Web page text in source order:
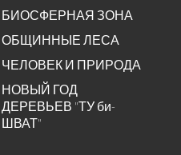
БИОСФЕРНАЯ ЗОНА
ОБЩИННЫЕ ЛЕСА
ЧЕЛОВЕК И ПРИРОДА
НОВЫЙ ГОД
ДЕРЕВЬЕВ "ТУ би-
ШВАТ"